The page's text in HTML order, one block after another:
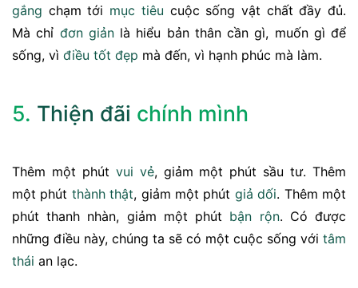
gắng chạm tới mục tiêu cuộc sống vật chất đầy đủ.
Mà chỉ đơn giảnlà hiểu bản thân cần gì, muốn gì để
sống, vì điều tốt đẹp mà đến, vì hạnh phúc mà làm.
5. Thiện đãi chính mình
Thêm một phút vui vẻ, giảm một phút sầu tư. Thêm
một phút thành thật, giảm một phút giả dối. Thêm một
phút thanh nhàn, giảm một phút bận rộn. Có được
những điều này, chúng ta sẽ có một cuộc sống với tâm
thái an lạc.